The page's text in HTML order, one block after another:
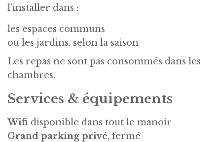
l’installer dans :
les espaces communs
ou les jardins, selon la saison
Les repas ne sont pas consommés dans les
chambres.
Services & équipements
Wifi disponible dans tout le manoir
Grand parking privé, fermé